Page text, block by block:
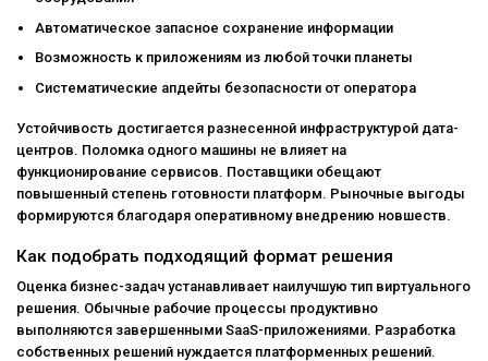
Автоматическое запасное сохранение информации
Возможность к приложениям из любой точки планеты
Систематические апдейты безопасности от оператора
Устойчивость достигается разнесенной инфраструктурой дата-
центров. Поломка одного машины не влияет на
функционирование сервисов. Поставщики обещают
повышенный степень готовности платформ. Рыночные выгоды
формируются благодаря оперативному внедрению новшеств.
Как подобрать подходящий формат решения
Оценка бизнес-задач устанавливает наилучшую тип виртуального
решения. Обычные рабочие процессы продуктивно
выполняются завершенными SaaS-приложениями. Разработка
собственных решений нуждается платформенных решений.